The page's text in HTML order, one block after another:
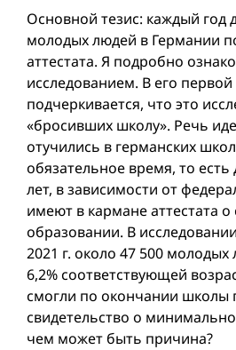
Основной тезис: каждый год
молодых людей в Германии
аттестата. Я подробно
исследованием. В его первой
подчеркивается, что это
«бросивших школу». Речь
отучились в германских
обязательное время, то есть
лет, в зависимости от
имеют в кармане аттестата
образовании. В
2021 г. около 47 500
6,2% соответствующей
смогли по окончании школы
свидетельство о
чем может быть причина?